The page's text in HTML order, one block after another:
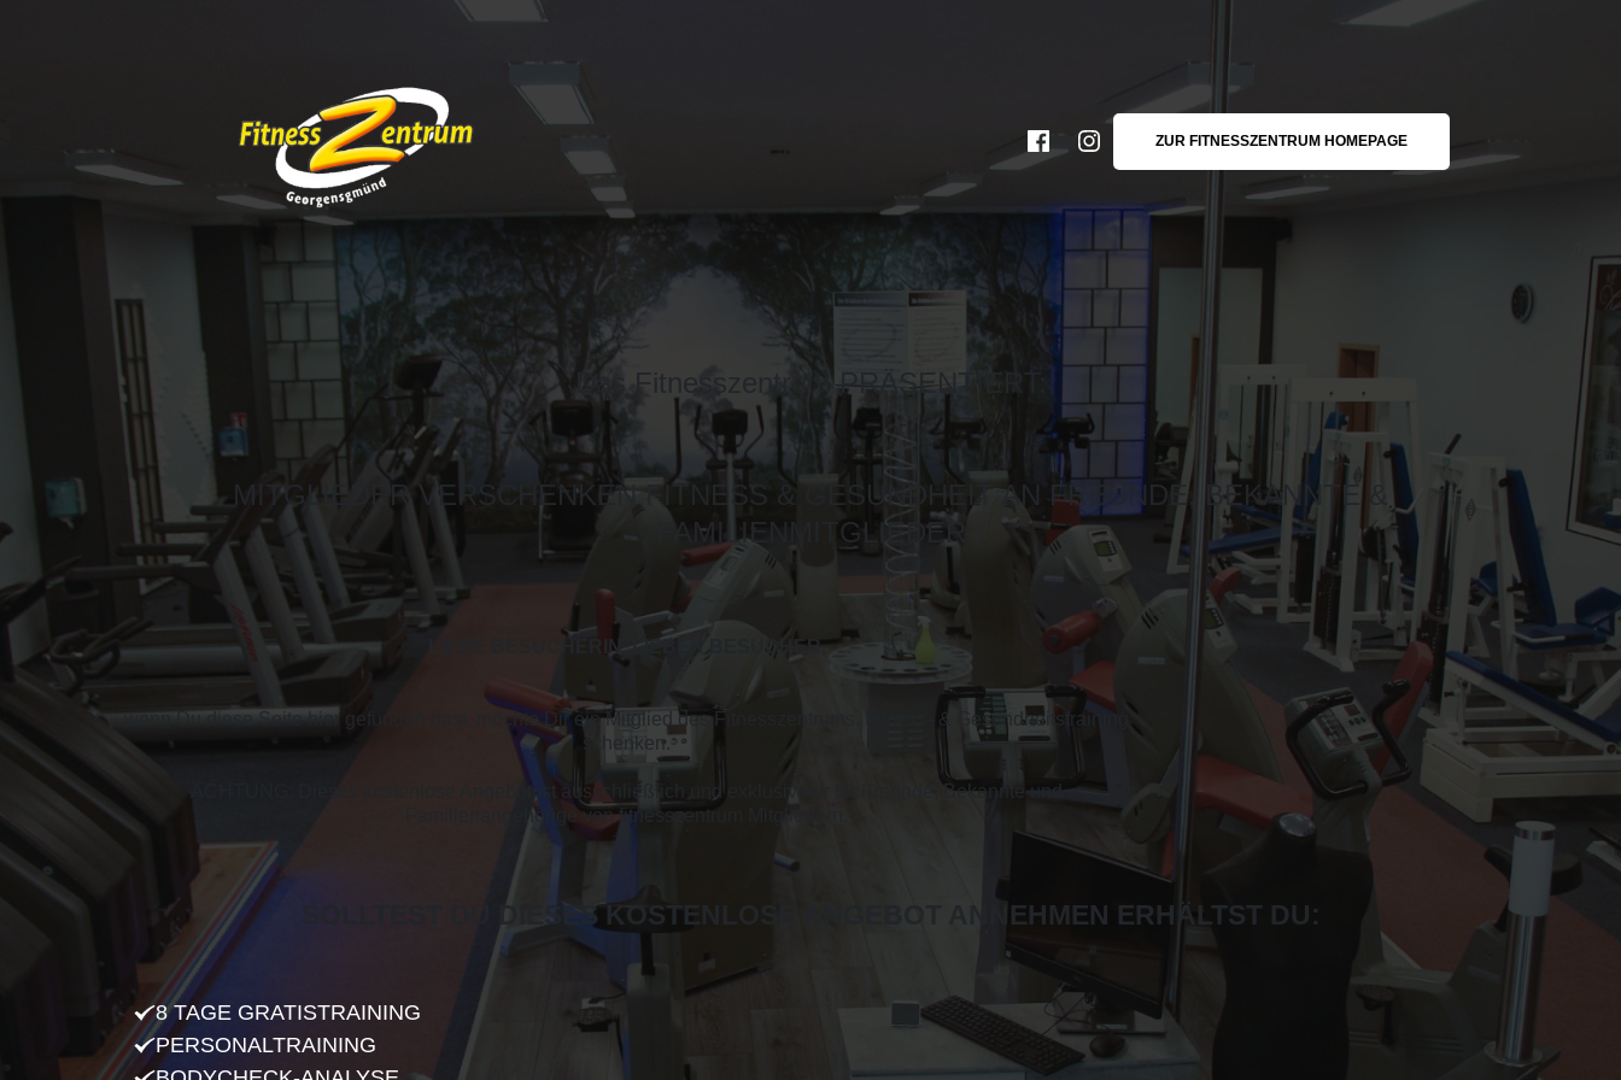
ZUR FITNESSZENTRUM HOMEPAGE
Das Fitnesszentrum PRÄSENTIERT:
MITGLIEDER VERSCHENKEN FITNESS & GESUNDHEIT AN FREUNDE, BEKANNTE &
FAMILIENMITGLIEDER
LIEBE BESUCHERIN, LIEBER BESUCHER,
wenn Du diese Seite hier gefunden hast, möchte Dir ein Mitglied des Fitnesszentrums, Fitness- & Gesundheitstraining
schenken.
ACHTUNG: Dieses kostenlose Angebot ist ausschließlich und exklusiv nur für Freunde, Bekannte und
Familienangehörige von fitnesszentrum Mitgliedern.
SOLLTEST DU DIESES KOSTENLOSE ANGEBOT ANNEHMEN ERHÄLTST DU:
8 TAGE GRATISTRAINING
PERSONALTRAINING